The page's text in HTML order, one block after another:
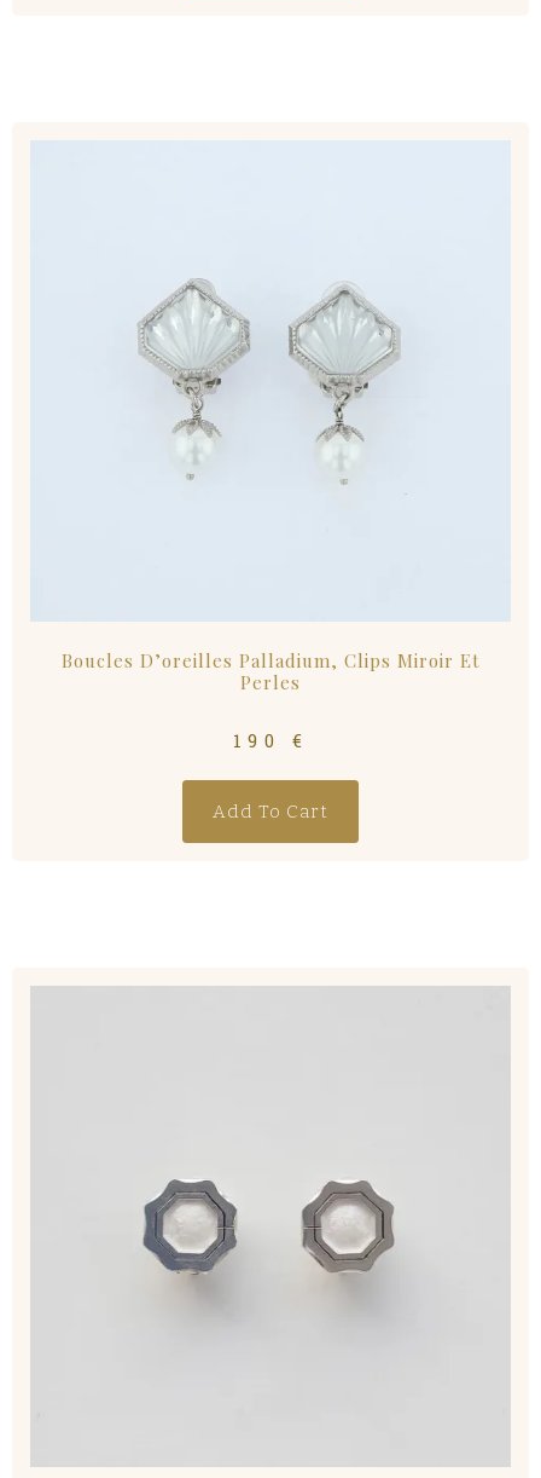
Boucles D’oreilles Palladium, Clips Miroir Et
Perles
190 €
Add To Cart